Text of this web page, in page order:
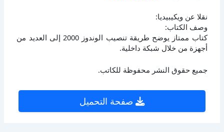
نقلا عن ويكيبيديا:
وصف الكتاب:
كتاب ممتاز يوضح طريقة تنصيب الوندوز 2000 إلى العديد من
أجهزة من خلال شبكة داخلية.
جميع حقوق النشر محفوظة للكاتب.
صفحة التحميل